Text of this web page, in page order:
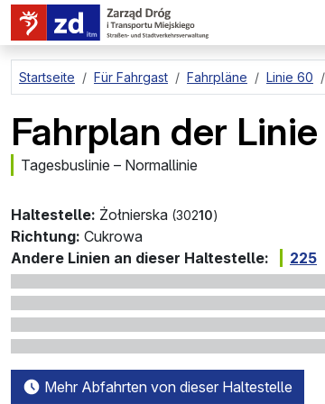
zum Hauptinhalt springen
Startseite Für Fahrgast Fahrpläne Linie 60
Fahrplan der
Tagesbuslinie – Normallinie
Haltestelle: Żołnierska (30210)
Richtung: Cukrowa
Andere Linien an dieser Haltestelle:
225
Mehr Abfahrten von dieser Haltestelle